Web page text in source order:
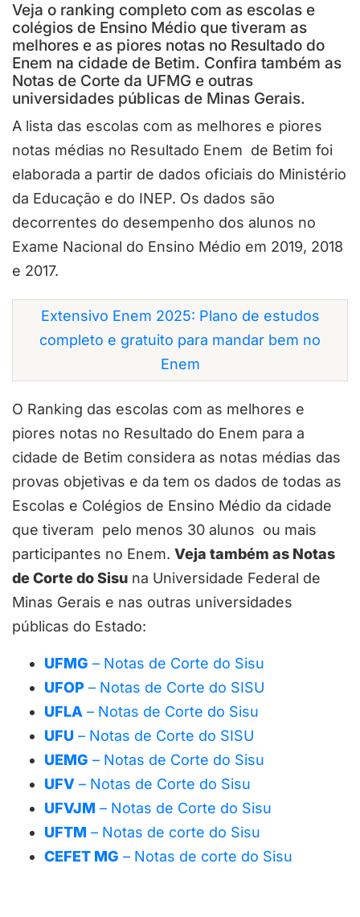
Veja o ranking completo com as escolas e
colégios de Ensino Médio que tiveram as
melhores e as piores notas no Resultado do
Enem na cidade de Betim. Confira também as
Notas de Corte da UFMG e outras
universidades públicas de Minas Gerais.
A lista das escolas com as melhores e piores
notas médias no Resultado Enem de Betim foi
elaborada a partir de dados oficiais do Ministério
da Educação e do INEP. Os dados são
decorrentes do desempenho dos alunos no
Exame Nacional do Ensino Médio em 2019, 2018
e 2017.
Extensivo Enem 2025: Plano de estudos
completo e gratuito para mandar bem no
Enem
O Ranking das escolas com as melhores e
piores notas no Resultado do Enem para a
cidade de Betim considera as notas médias das
provas objetivas e da tem os dados de todas as
Escolas e Colégios de Ensino Médio da cidade
que tiveram pelo menos 30 alunos ou mais
participantes no Enem. Veja também as Notas
de Corte do Sisu na Universidade Federal de
Minas Gerais e nas outras universidades
públicas do Estado:
UFMG – Notas de Corte do Sisu
UFOP – Notas de Corte do SISU
UFLA – Notas de Corte do Sisu
UFU – Notas de Corte do SISU
UEMG – Notas de Corte do Sisu
UFV – Notas de Corte do Sisu
UFVJM – Notas de Corte do Sisu
UFTM – Notas de corte do Sisu
CEFET MG – Notas de corte do Sisu